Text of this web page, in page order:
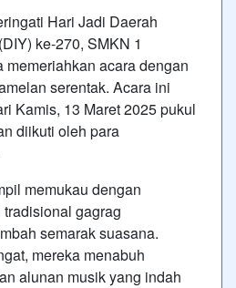
Hari Jadi Daerah
ke-270, SMKN 1
memeriahkan acara dengan
serentak. Acara ini
Kamis, 13 Maret 2025 pukul
diikuti oleh para
memukau dengan
gagrag
semarak suasana.
mereka menabuh
alunan musik yang indah